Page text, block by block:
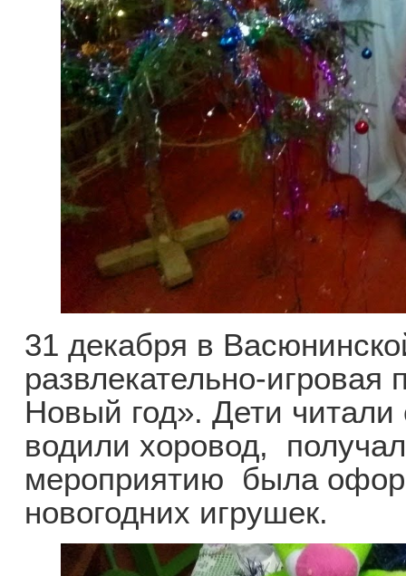
31 декабря в
развлекательно-
Новый год». Дети читали
водили хоровод,
мероприятию была
новогодних игрушек.